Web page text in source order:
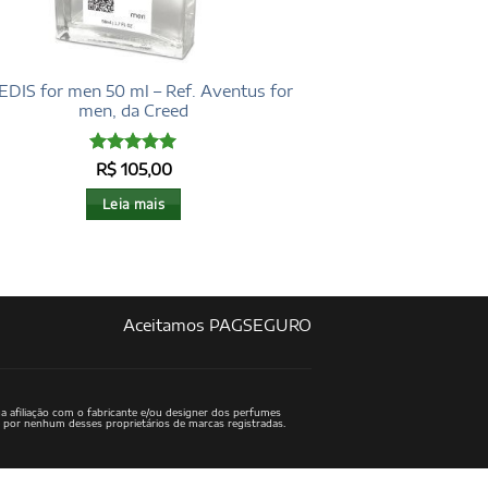
for men 50 ml – Ref. Aventus for
men, da Creed
Avaliação5
R$105,00
Leia mais
Aceitamos PAGSEGURO
afiliação com o fabricante e/ou designer dos perfumes
nenhum desses proprietários de marcas registradas.